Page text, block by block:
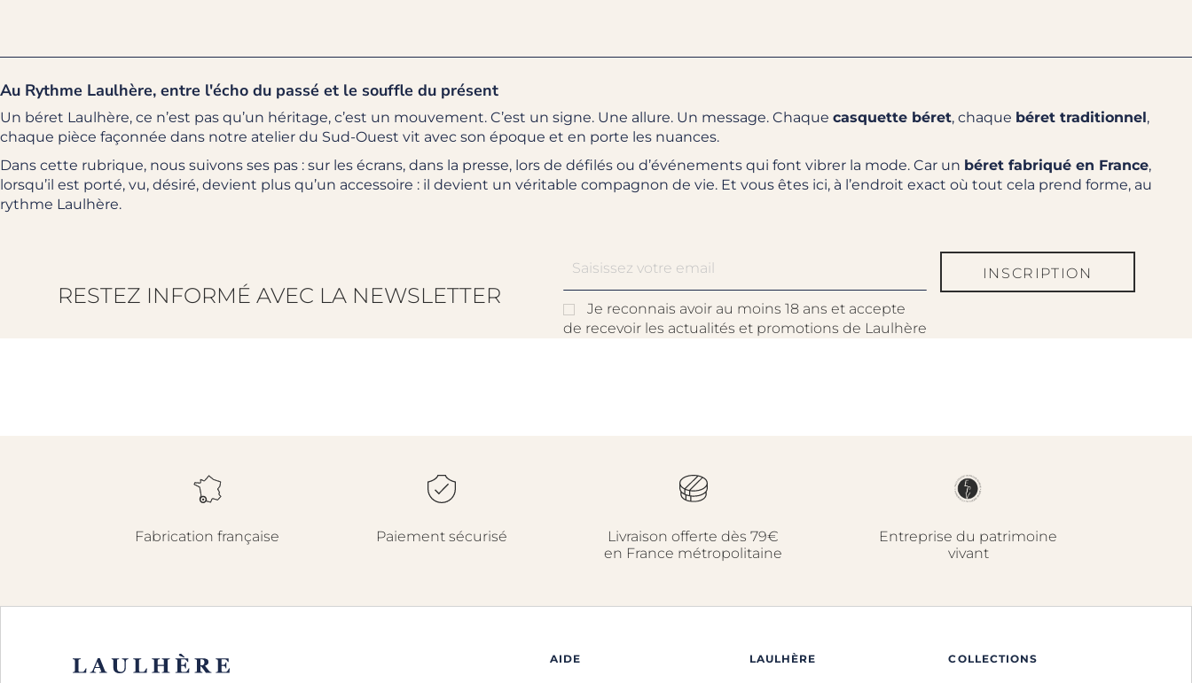
Au Rythme Laulhère, entre l'écho du passé et le souffle du présent
Un béret Laulhère, ce n’est pas qu’un héritage, c’est un mouvement. C’est un signe. Une allure. Un message. Chaque casquette béret, chaque béret traditionnel,
chaque pièce façonnée dans notre atelier du Sud-Ouest vit avec son époque et en porte les nuances.
Dans cette rubrique, nous suivons ses pas : sur les écrans, dans la presse, lors de défilés ou d’événements qui font vibrer la mode. Car un béret fabriqué en France,
lorsqu’il est porté, vu, désiré, devient plus qu’un accessoire : il devient un véritable compagnon de vie. Et vous êtes ici, à l’endroit exact où tout cela prend forme, au
rythme Laulhère.
RESTEZ INFORMÉ AVEC LA NEWSLETTER
Je reconnais avoir au moins 18 ans et accepte
de recevoir les actualités et promotions de Laulhère
INSCRIPTION
Fabrication française Paiement sécurisé
Livraison offerte dès 79€
en France métropolitaine
Entreprise du patrimoine
vivant
AIDE LAULHÈRE COLLECTIONS